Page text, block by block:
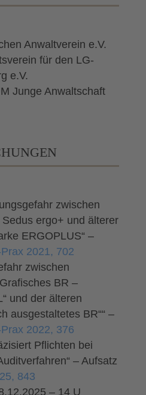
Anwaltverein e.V.
für den LG-
e.V.
Junge Anwaltschaft
zwischen
ergo+ und älterer
ERGOPLUS“ –
2021, 702
zwischen
BR –
und der älteren
ausgestaltetes BR““ –
2022, 376
Pflichten bei
– Aufsatz
843
– 14 U